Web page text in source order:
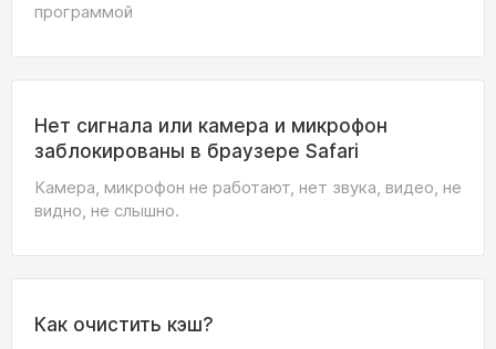
программой
Нет сигнала или камера и микрофон
заблокированы в браузере Safari
Камера, микрофон не работают, нет звука, видео, не
видно, не слышно.
Как очистить кэш?